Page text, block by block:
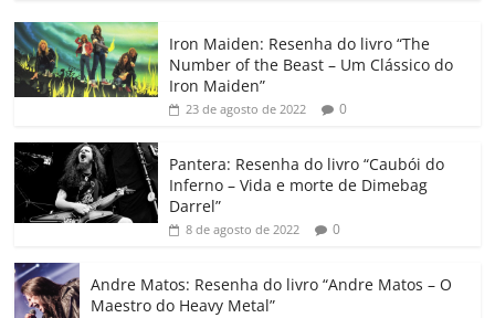
c
e
b
o
o
k
itt
er
at
s
A
p
e
dI
gl
e
Cl
a
ss
ro
o
p
y
Li
k
m
p
h
ar
Iron Maiden: Resenha do livro “The
Number of the Beast – Um Clássico do
Iron Maiden”
23 de agosto de 2022 0
Pantera: Resenha do livro “Caubói do
Inferno – Vida e morte de Dimebag
Darrel”
8 de agosto de 2022 0
Andre Matos: Resenha do livro “Andre Matos – O
Maestro do Heavy Metal”